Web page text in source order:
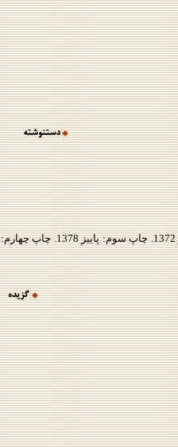
چاپ اول: امريكا، انتشارات تصوير و نشر زمانه، همزمان، تهران، انتشارات نيلوفر، تابستان 1371، 158 صفحه.چاپ دوم: بهار 1372. چاپ سوم: پاييز 1378. چاپ چهارم: